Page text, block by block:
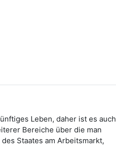
Leben, daher ist es auch
Bereiche über die man
Staates am Arbeitsmarkt,